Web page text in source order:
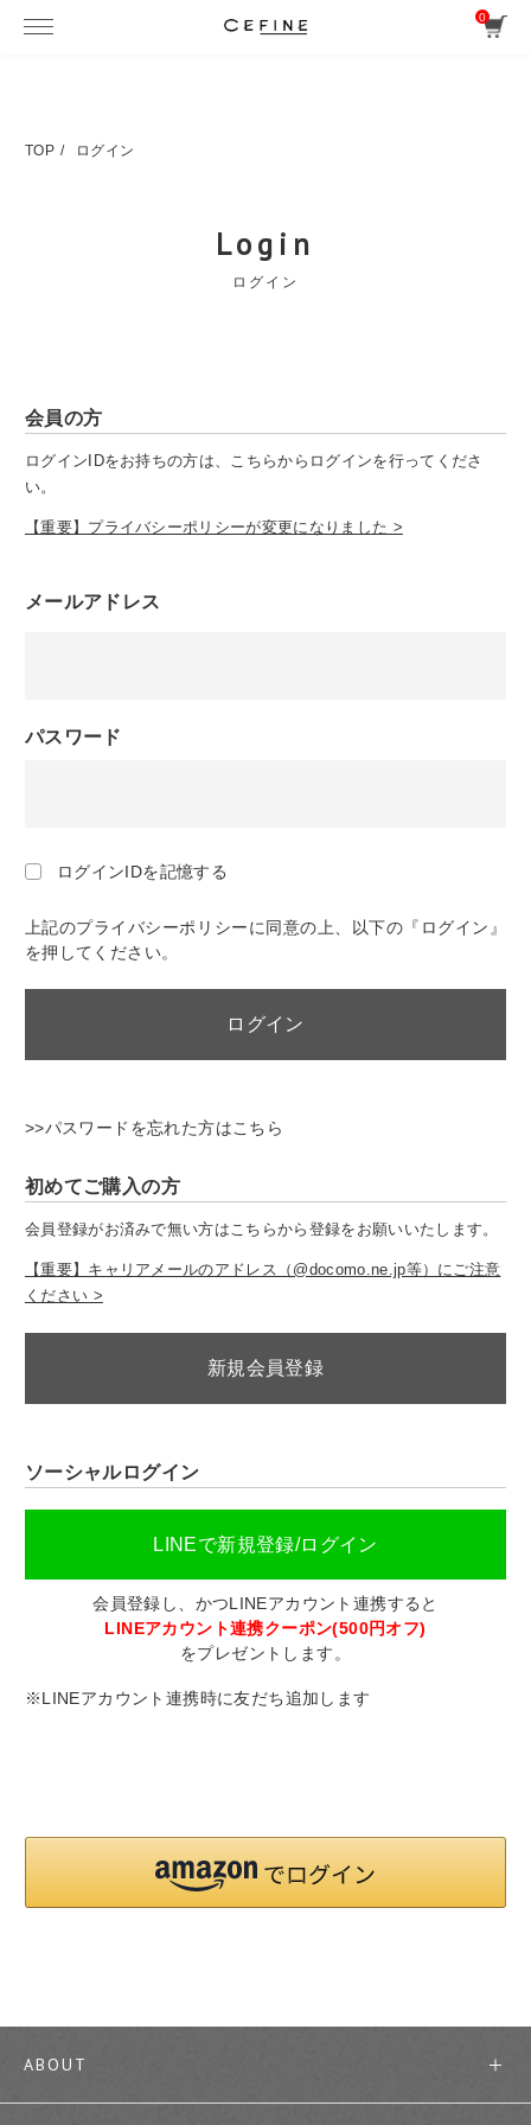
0
TOP ログイン
Login
ログイン
初めてご購入の方
会員登録がお済みで無い方はこちらから登録をお願いいたします。
【重要】キャリアメールのアドレス（@docomo.ne.jp等）にご注意
ください >
新規会員登録
ソーシャルログイン
LINEで新規登録/ログイン
会員登録し、かつLINEアカウント連携すると
LINEアカウント連携クーポン(500円オフ)
をプレゼントします。
※LINEアカウント連携時に友だち追加します
会員の方
ログインIDをお持ちの方は、こちらからログインを行ってくださ
い。
【重要】プライバシーポリシーが変更になりました >
メールアドレス
パスワード
ログインIDを記憶する
上記のプライバシーポリシーに同意の上、以下の『ログイン』
を押してください。
ログイン
>>パスワードを忘れた方はこちら
ABOUT